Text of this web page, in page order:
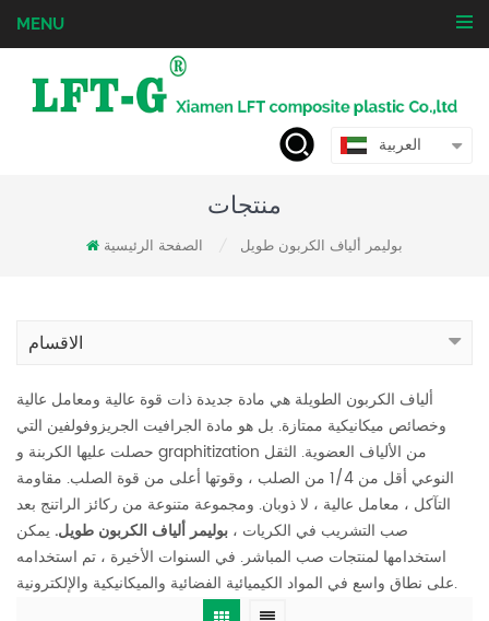
MENU
العربية
منتجات
الصفحة الرئيسية بوليمر ألياف الكربون طويل
الاقسام
ألياف الكربون الطويلة هي مادة جديدة ذات قوة عالية ومعامل عالية
وخصائص ميكانيكية ممتازة. بل هو مادة الجرافيت الجريزوفولفين التي
حصلت عليها الكربنة و graphitization من الألياف العضوية. الثقل
النوعي أقل من 1/4 من الصلب ، وقوتها أعلى من قوة الصلب. مقاومة
التآكل ، معامل عالية ، لا ذوبان. ومجموعة متنوعة من ركائز الراتنج بعد
صب التشريب في الكريات ، بوليمر ألياف الكربون طويل. يمكن
استخدامها لمنتجات صب المباشر. في السنوات الأخيرة ، تم استخدامه
على نطاق واسع في المواد الكيميائية الفضائية والميكانيكية والإلكترونية.